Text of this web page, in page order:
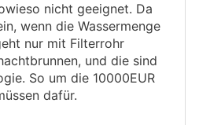
nicht geeignet. Da
wenn die Wassermenge
nur mit Filterrohr
und die sind
So um die 10000EUR
dafür.